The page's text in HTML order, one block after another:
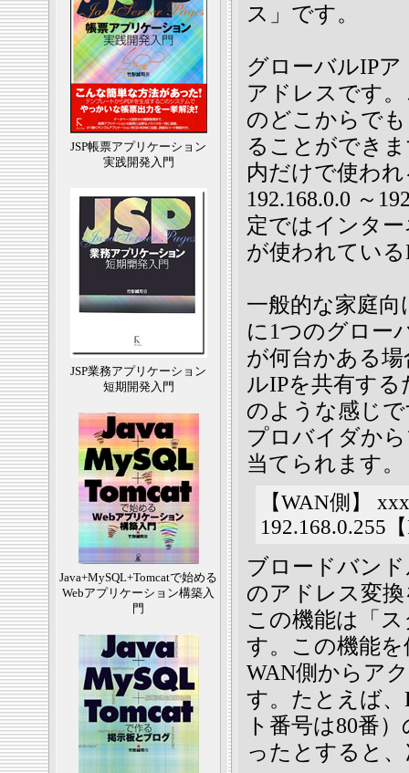
JSP帳票アプリケーション
実践開発入門
JSP業務アプリケーション
短期開発入門
Java+MySQL+Tomcatで始める
Webアプリケーション構築入
門
ス」です。
グローバルIP
アドレスです
のどこからで
ることができ
内だけで使わ
192.168.0.0 ～
定ではインタ
が使われてい
一般的な家庭
に1つのグロー
が何台かある
ルIPを共有す
のような感じ
プロバイダか
当てられます。
【WAN側】
192.168.0.255
ブロードバン
のアドレス変
この機能は「
す。この機能
WAN側からア
す。たとえば
ト番号は80番
ったとすると